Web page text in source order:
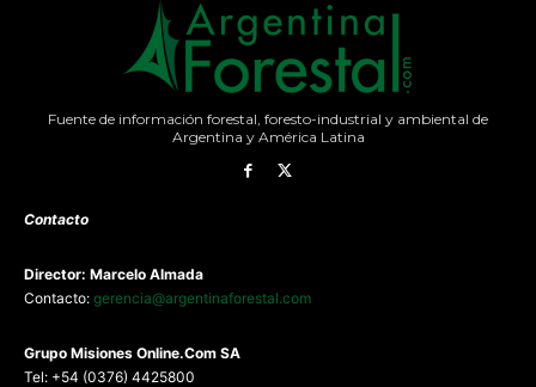
Fuente de información forestal, foresto-industrial y ambiental de
Argentina y América Latina
Contacto
Director: Marcelo Almada
Contacto: gerencia@argentinaforestal.com
Grupo Misiones Online.Com SA
Tel: +54 (0376) 4425800